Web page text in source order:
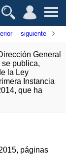
siguiente
General
publica,
la Ley
Instancia
que ha
páginas